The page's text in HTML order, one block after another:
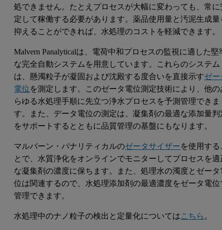
処できません。たとえプロセスが大幅に変わっても、常に
定して稼働する必要があります。薬品使用量と汚泥生成量
抑えることができれば、水処理のコストを軽減できます。
Malvern Panalyticalは、電荷中和プロセスの監視に適した堅
な完全自動システムを用意しています。これらのシステム
は、懸濁粒子が凝固および沈殿する度合いを直接示すゼー
電位を測定します。このゼータ電位測定技術により、他の
らゆる水処理手順に先立つ浄水プロセスを予測管理できま
す。また、データ電位の測定は、凝集剤の最適な添加量判
をサポートするとともに品質管理の基盤にもなります。
マルバーン・パナリティカルのゼータサイザーを使用する
とで、水質浄化をオンラインでモニターしてプロセスを適
な凝集剤の濃度に保ちます。また、処理水の濁度とゼータ
位は関連するので、水処理添加剤の最適濃度をゼータ電位
管理できます。
水処理中のナノ粒子の検出と定量化についてはこちら 。